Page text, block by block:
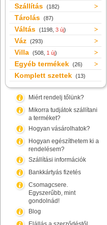
Szállítás (182)
Tárolás (87)
Váltás (1198, 3 új)
Váz (293)
Villa (508, 1 új)
Egyéb termékek (26)
Komplett szettek (13)
Miért rendelj tőlünk?
Mikorra tudjátok szállítani
a terméket?
Hogyan vásárolhatok?
Hogyan egészíthetem ki a
rendelésem?
Szállítási információk
Bankkártyás fizetés
Csomagcsere.
Egyszerűbb, mint
gondolnád!
Blog